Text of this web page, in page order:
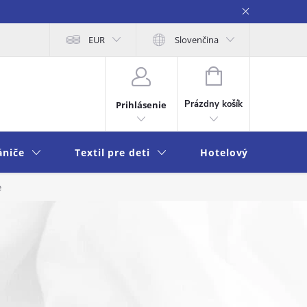
osobných údajov Moja objednávka
EUR Slovenčina
Prihlásenie
NÁKUPNÝ
KOŠÍK
Prázdny košík
Textil pre deti Hotelový textil